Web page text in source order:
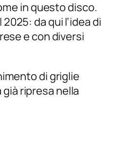
in questo disco.
da qui l’idea di
e con diversi
di griglie
ripresa nella